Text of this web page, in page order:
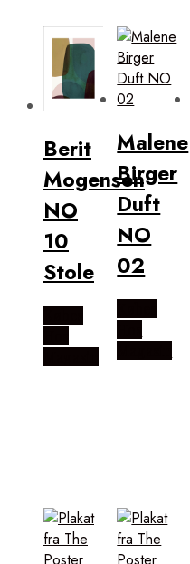
Berit
Mogensen
NO
10
Stole
Malene
Birger
Duft
NO
02